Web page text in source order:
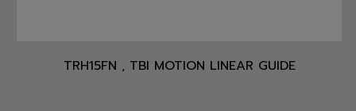
TRH15FN , TBI MOTION LINEAR GUIDE